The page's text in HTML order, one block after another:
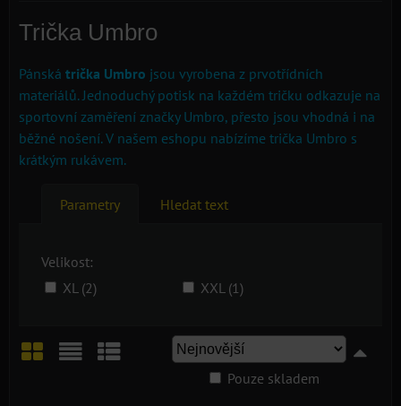
Trička Umbro
Pánská trička Umbro jsou vyrobena z prvotřídních
materiálů. Jednoduchý potisk na každém tričku odkazuje na
sportovní zaměření značky Umbro, přesto jsou vhodná i na
běžné nošení. V našem eshopu nabízíme trička Umbro s
krátkým rukávem.
Parametry Hledat text
Velikost:
XL (2)
XXL (1)
Pouze skladem